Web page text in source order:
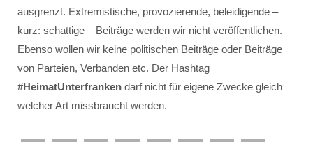
ausgrenzt. Extremistische, provozierende, beleidigende –
kurz: schattige – Beiträge werden wir nicht veröffentlichen.
Ebenso wollen wir keine politischen Beiträge oder Beiträge
von Parteien, Verbänden etc. Der Hashtag
#HeimatUnterfranken darf nicht für eigene Zwecke gleich
welcher Art missbraucht werden.